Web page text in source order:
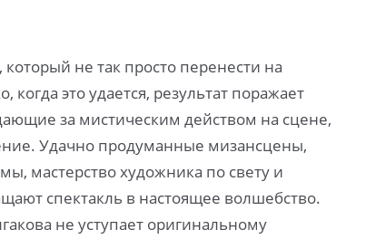
не так просто перенести на
это удается, результат поражает
за мистическим действом на сцене,
Удачно продуманные мизансцены,
мастерство художника по свету и
спектакль в настоящее волшебство.
не уступает оригинальному